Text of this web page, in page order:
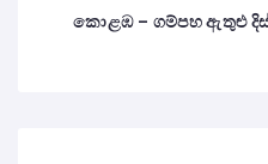
කොළඹ – ගම්පහ ඇතුළු